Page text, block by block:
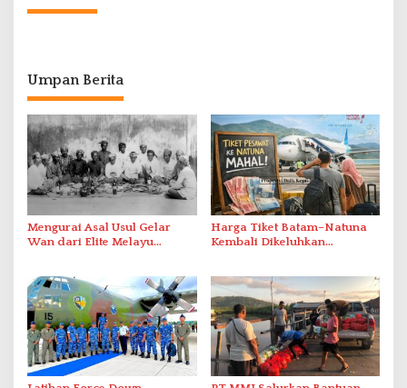
Umpan Berita
Mengurai Asal Usul Gelar
Wan dari Elite Melayu
Harga Tiket Batam–Natuna
Kembali Dikeluhkan